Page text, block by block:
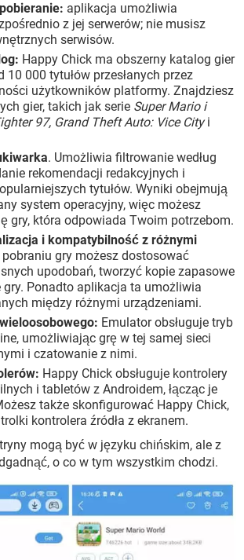
aplikacja umożliwia
z jej serwerów; nie musisz
serwisów.
Happy Chick ma obszerny katalog gier
000 tytułów przesłanych przez
użytkowników platformy. Znajdziesz
gier, takich jak serie Super Mario i
97, Grand Theft Auto: Vice Cityi
. Umożliwia filtrowanie według
rekomendacji redakcyjnych i
tytułów. Wyniki obejmują
system operacyjny, więc możesz
gry, która odpowiada Twoim potrzebom.
i kompatybilność z różnymi
pobraniu gry możesz dostosować
upodobań, tworzyć kopie zapasowe
Ponadto aplikacja ta umożliwia
między różnymi urządzeniami.
Emulator obsługuje tryb
umożliwiając grę w tej samej sieci
i czatowanie z nimi.
Happy Chick obsługuje kontrolery
i tabletów z Androidem, łącząc je
także skonfigurować Happy Chick,
kontrolera źródła z ekranem.
mogą być w języku chińskim, ale z
o co w tym wszystkim chodzi.